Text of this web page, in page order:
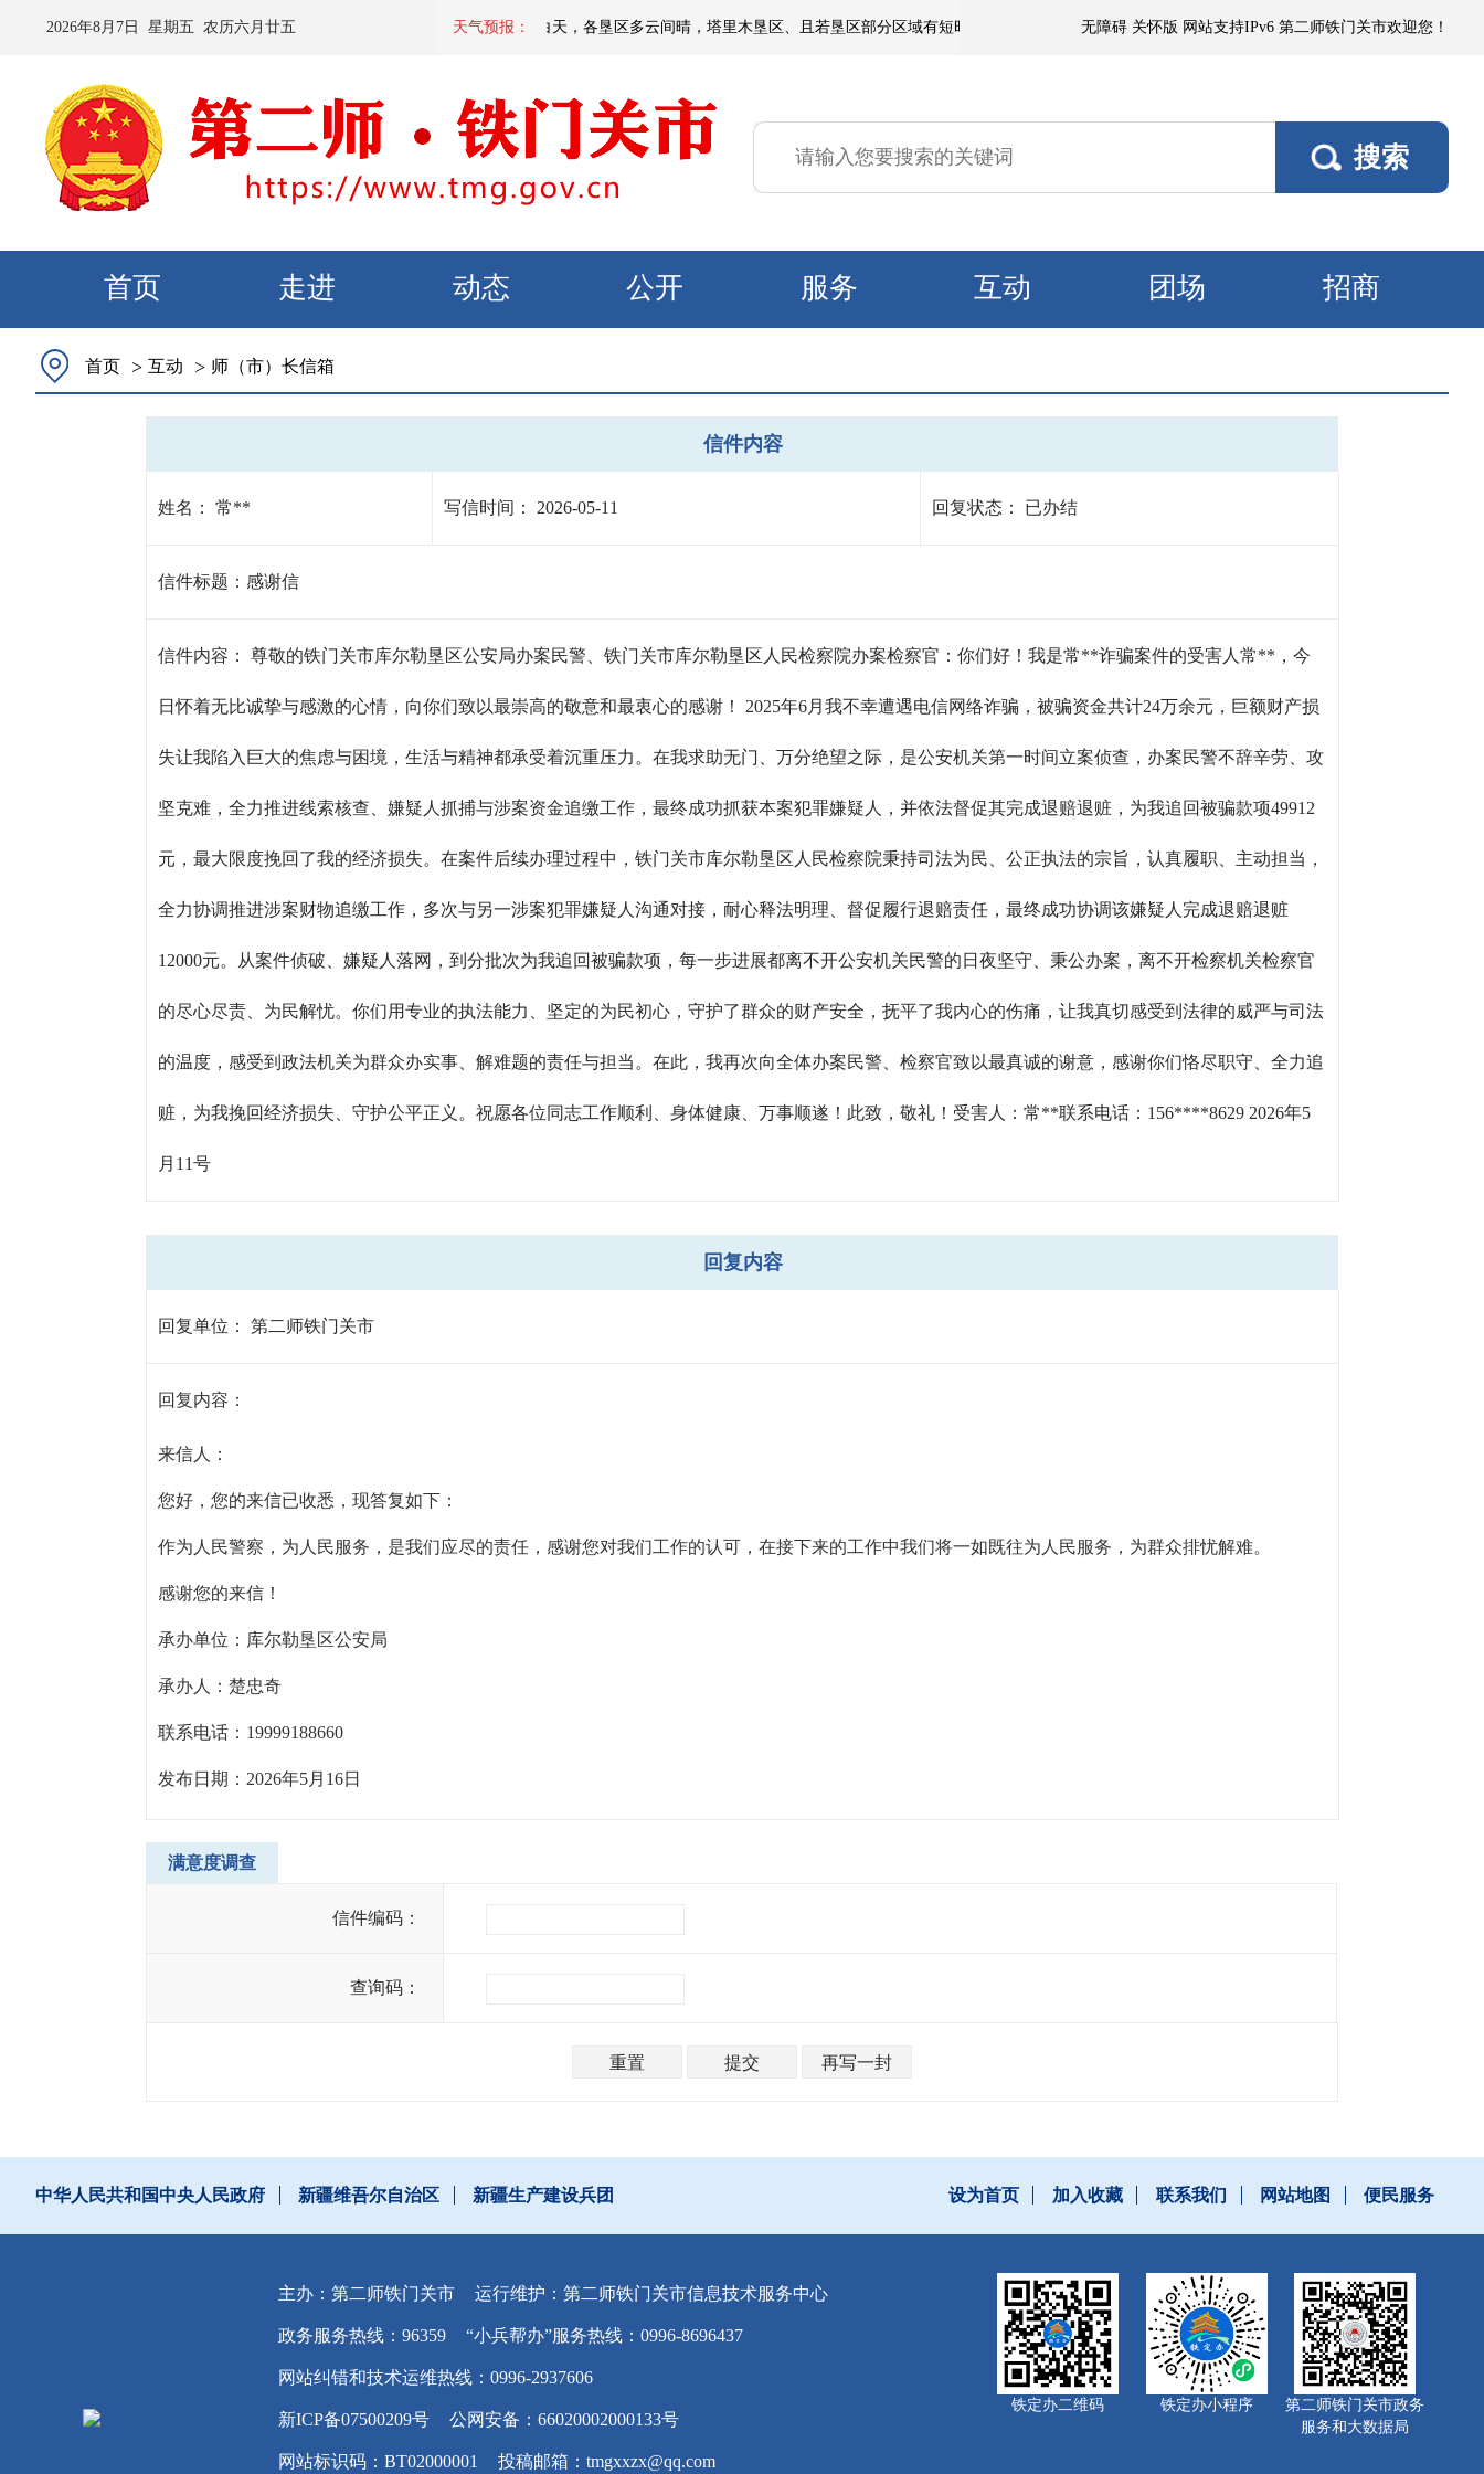
2026年8月 7 日 星期五 农历六月廿五 天气预报：
预计：今天夜间到明天白天，各垦区多云间晴，塔里木垦区、且若垦区部分区域有短时扬沙或浮尘，局部有微到小阵雨；各垦区阵风4～5级，南部垦区风口阵
无障碍 关怀版 网站支持IPv6 第二师铁门关市欢迎您！
首页 走进 动态 公开 服务 互动 团场 招商
首页 > 互动 > 师（市）长信箱
信件内容
姓名： 常** 写信时间： 2026-05-11 回复状态： 已办结
信件标题： 感谢信
信件内容： 尊敬的铁门关市库尔勒垦区公安局办案民警、铁门关市库尔勒垦区人民检察院办案检察官：你们好！我是常**诈骗案件的受害人常**，今
日怀着无比诚挚与感激的心情，向你们致以最崇高的敬意和最衷心的感谢！ 2025年6月我不幸遭遇电信网络诈骗，被骗资金共计24万余元，巨额财产损
失让我陷入巨大的焦虑与困境，生活与精神都承受着沉重压力。在我求助无门、万分绝望之际，是公安机关第一时间立案侦查，办案民警不辞辛劳、攻
坚克难，全力推进线索核查、嫌疑人抓捕与涉案资金追缴工作，最终成功抓获本案犯罪嫌疑人，并依法督促其完成退赔退赃，为我追回被骗款项49912
元，最大限度挽回了我的经济损失。在案件后续办理过程中，铁门关市库尔勒垦区人民检察院秉持司法为民、公正执法的宗旨，认真履职、主动担当，
全力协调推进涉案财物追缴工作，多次与另一涉案犯罪嫌疑人沟通对接，耐心释法明理、督促履行退赔责任，最终成功协调该嫌疑人完成退赔退赃
12000元。从案件侦破、嫌疑人落网，到分批次为我追回被骗款项，每一步进展都离不开公安机关民警的日夜坚守、秉公办案，离不开检察机关检察官
的尽心尽责、为民解忧。你们用专业的执法能力、坚定的为民初心，守护了群众的财产安全，抚平了我内心的伤痛，让我真切感受到法律的威严与司法
的温度，感受到政法机关为群众办实事、解难题的责任与担当。在此，我再次向全体办案民警、检察官致以最真诚的谢意，感谢你们恪尽职守、全力追
赃，为我挽回经济损失、守护公平正义。祝愿各位同志工作顺利、身体健康、万事顺遂！此致，敬礼！受害人：常**联系电话：156****8629 2026年5
月11号
回复内容
回复单位： 第二师铁门关市
回复内容：
来信人：
您好，您的来信已收悉，现答复如下：
作为人民警察，为人民服务，是我们应尽的责任，感谢您对我们工作的认可，在接下来的工作中我们将一如既往为人民服务，为群众排忧解难。
感谢您的来信！
承办单位：库尔勒垦区公安局
承办人：楚忠奇
联系电话：19999188660
发布日期：2026年5月16日
满意度调查
信件编码：
查询码：
中华人民共和国中央人民政府 新疆维吾尔自治区 新疆生产建设兵团 设为首页 加入收藏 联系我们 网站地图 便民服务
主办：第二师铁门关市 运行维护：第二师铁门关市信息技术服务中心
政务服务热线：96359 “小兵帮办”服务热线：0996-8696437
网站纠错和技术运维热线：0996-2937606
新ICP备07500209号 公网安备：66020002000133号
网站标识码：BT02000001 投稿邮箱：tmgxxzx@qq.com
铁定办二维码 铁定办小程序
第二师铁门关市政务
服务和大数据局